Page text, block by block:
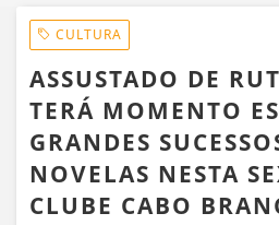
CULTURA
ASSUSTADO DE
TERÁ MOMENTO
GRANDES
NOVELAS NESTA
CLUBE CABO